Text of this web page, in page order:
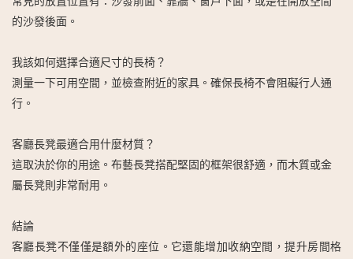
的沙發後面。
我該如何選擇合適尺寸的長椅？
測量一下可用空間，並檢查附近的家具。確保長椅不會阻礙行人通
行。
客廳長凳最適合用什麼材質？
這取決於你的用途。布藝長凳搭配堅固的框架很舒適，而木質或金
屬長凳則非常耐用。
結論
客廳長凳不僅僅是額外的座位。它還能增加收納空間，提升房間格